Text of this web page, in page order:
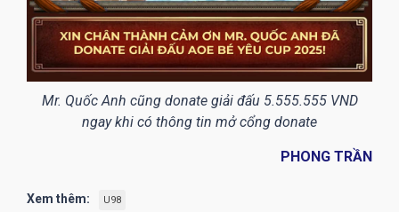
Mr. Quốc Anh cũng donate giải đấu 5.555.555 VND
ngay khi có thông tin mở cổng donate
PHONG TRẦN
Xem thêm: U98